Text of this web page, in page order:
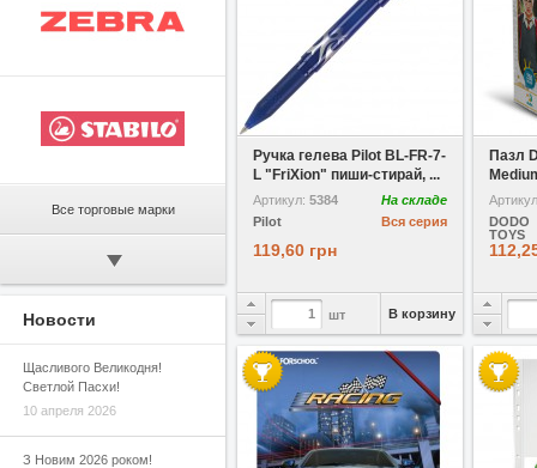
Все торговые марки
Новости
Щасливого Великодня!
Светлой Пасхи!
10 апреля 2026
З Новим 2026 роком!
Ручка гелева Pilot BL-FR-7-
L "FriXion" пиши-стирай, ...
Артикул: 5384
На складе
Вся серия
Pilot
119,60 грн
шт В корзину
Пазл
DODO
TOYS